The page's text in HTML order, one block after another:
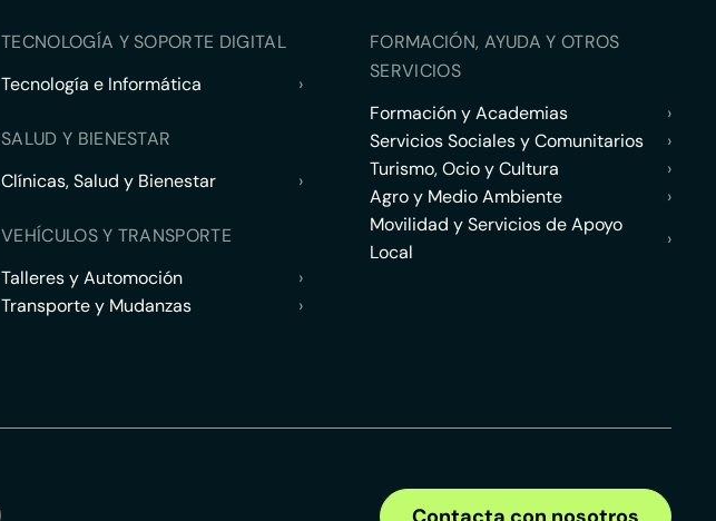
TECNOLOGÍA Y SOPORTE DIGITAL
Tecnología e Informática
›
SALUD Y BIENESTAR
Clínicas, Salud y Bienestar
›
VEHÍCULOS Y TRANSPORTE
Talleres y Automoción
›
Transporte y Mudanzas
›
FORMACIÓN, AYUDA Y OTROS
SERVICIOS
Formación y Academias
›
Servicios Sociales y Comunitarios
›
Turismo, Ocio y Cultura
›
Agro y Medio Ambiente
›
Movilidad y Servicios de Apoyo
Local
›